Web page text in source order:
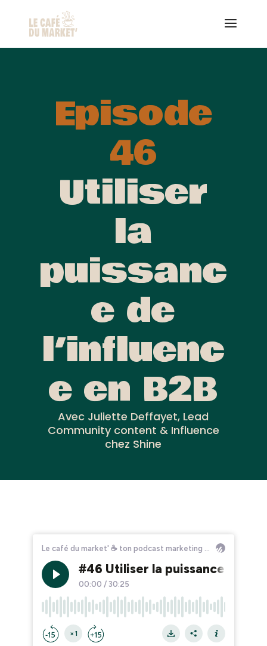
Episode
46
Utiliser
la
puissanc
e de
l’influenc
e en B2B
Avec Juliette Deffayet, Lead
Community content & Influence
chez Shine